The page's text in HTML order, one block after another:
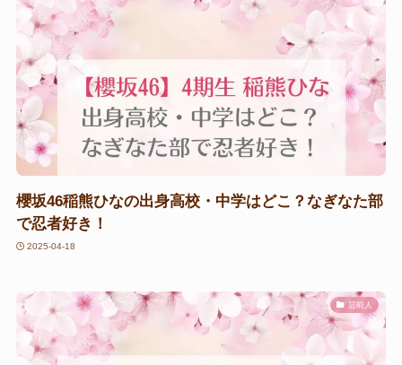
櫻坂46稲熊ひなの出身高校・中学はどこ？なぎなた部
で忍者好き！
2025-04-18
芸能人